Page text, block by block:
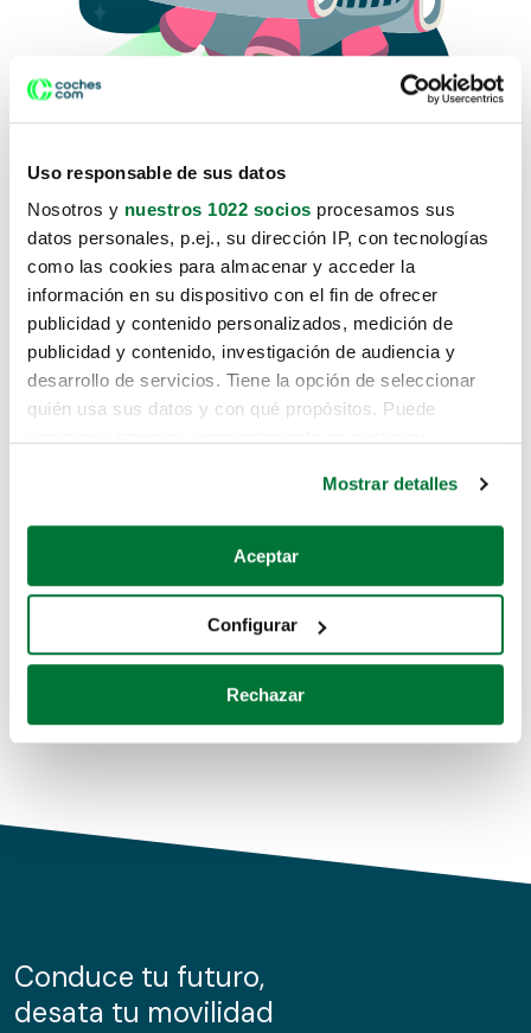
Uso responsable de sus datos
Nosotros y nuestros 1022 socios procesamos sus
datos personales, p.ej., su dirección IP, con tecnologías
como las cookies para almacenar y acceder la
información en su dispositivo con el fin de ofrecer
publicidad y contenido personalizados, medición de
publicidad y contenido, investigación de audiencia y
desarrollo de servicios. Tiene la opción de seleccionar
quién usa sus datos y con qué propósitos. Puede
Si lo permite, también quisiéramos:
Recopilar información sobre su ubicación geográfica
Identificar su dispositivo analizándolo activamente
para buscar características específicas (huellas
Obtenga más información sobre cómo se procesan sus
de cookies.
información sobre el uso que haga del sitio web con
nuestros partners de redes sociales, publicidad y análisis
Mostrar detalles
Aceptar
Configurar
Rechazar
Lo sentimos, no sabemos como
te hemos traido hasta aquí.
Pero puedes encontrar el coche que estás
buscando en alguno de estos enlaces:
Coches de segunda mano
Coches de km0
Conduce tu futuro,
desata tu movilidad